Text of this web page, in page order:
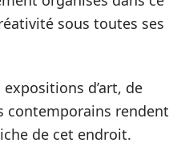
sous toutes ses
d’art, de
contemporains rendent
de cet endroit.